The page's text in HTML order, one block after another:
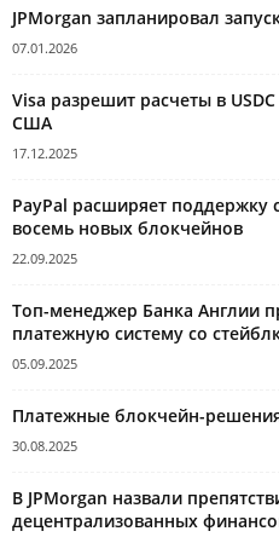
JPMorgan запланировал
07.01.2026
Visa разрешит расчеты в
США
17.12.2025
PayPal расширяет поддержку
восемь новых блокчейнов
22.09.2025
Топ-менеджер Банка Англии
платежную систему со
05.09.2025
Платежные блокчейн-
30.08.2025
В JPMorgan назвали
децентрализованных